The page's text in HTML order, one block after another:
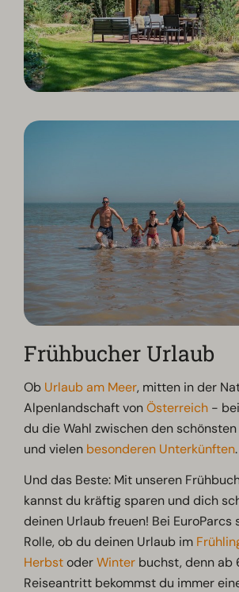
Frühbucher Urlaub
Ob Urlaub am Meer, mitten in der
Alpenlandschaft vonÖsterreich -
du die Wahl zwischen den schönsten
und vielen besonderen Unterkünften.
Und das Beste: Mit unseren
kannst du kräftig sparen und dich
deinen Urlaub freuen! Bei EuroParcs
Rolle, ob du deinen Urlaub im
HerbstoderWinter buchst, denn ab
Reiseantritt bekommst du immer